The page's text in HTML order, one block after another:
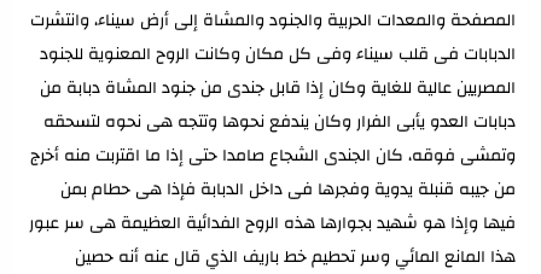
المصفحة والمعدات الحربية والجنود والمشاة إلى أرض سيناء، وانتشرت
الدبابات فى قلب سيناء وفى كل مكان وكانت الروح المعنوية للجنود
المصريين عالية للغاية وكان إذا قابل جندى من جنود المشاة دبابة من
دبابات العدو يأبى الفرار وكان يندفع نحوها وتتجه هى نحوه لتسحقه
وتمشى فوقه، كان الجندى الشجاع صامدا حتى إذا ما اقتربت منه أخرج
من جيبه قنبلة يدوية وفجرها فى داخل الدبابة فإذا هى حطام بمن
فيها وإذا هو شهيد بجوارها هذه الروح الفدائية العظيمة هى سر عبور
هذا المانع المائي وسر تحطيم خط باريف الذي قال عنه أنه حصين